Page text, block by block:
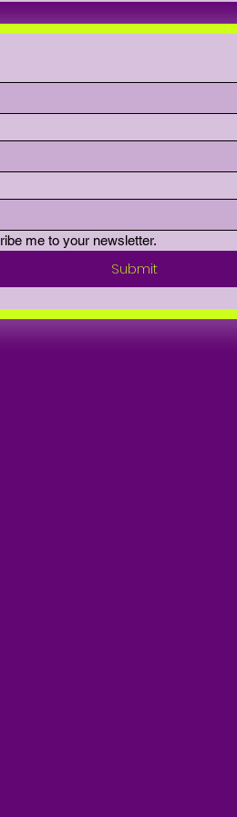
me to your newsletter.
Submit